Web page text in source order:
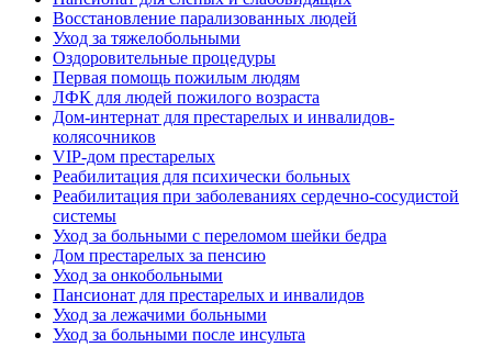
Восстановление парализованных людей
Уход за тяжелобольными
Оздоровительные процедуры
Первая помощь пожилым людям
ЛФК для людей пожилого возраста
Дом-интернат для престарелых и инвалидов-
колясочников
VIP-дом престарелых
Реабилитация для психически больных
Реабилитация при заболеваниях сердечно-сосудистой
системы
Уход за больными с переломом шейки бедра
Дом престарелых за пенсию
Уход за онкобольными
Пансионат для престарелых и инвалидов
Уход за лежачими больными
Уход за больными после инсульта